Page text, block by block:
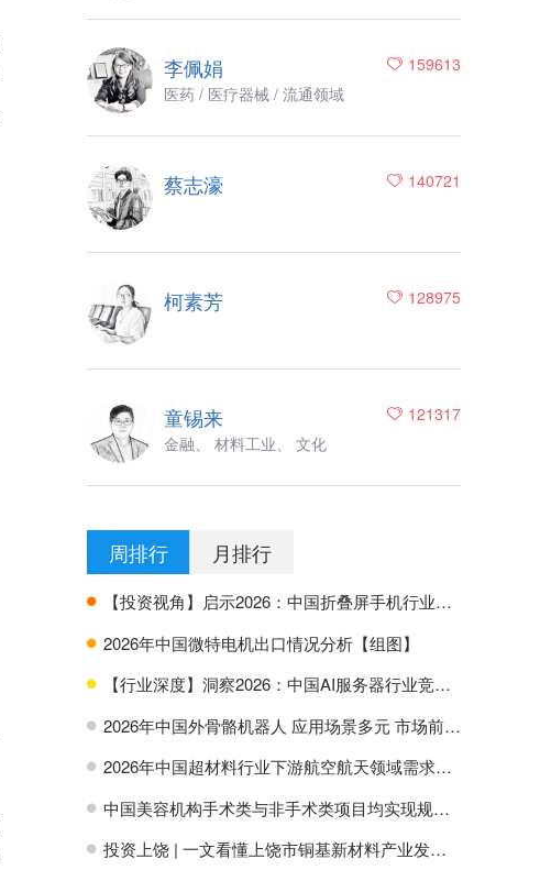
159613
李佩娟
医药 / 医疗器械 / 流通领域
140721
蔡志濠
128975
柯素芳
121317
童锡来
金融、 材料工业、 文化
周排行 月排行
H 【投资视角】启示2026：中国折叠屏手机行业投融资及兼并重组分析
H 2026年中国微特电机出口情况分析【组图】
H 【行业深度】洞察2026：中国AI服务器行业竞争格局及市场份额
H 2026年中国外骨骼机器人 应用场景多元 市场前景广阔【组图】
H 2026年中国超材料行业下游航空航天领域需求分析【组图】
H 中国美容机构手术类与非手术类项目均实现规模增长【组图】
H 投资上饶 | 一文看懂上饶市铜基新材料产业发展现状与投资机会前瞻